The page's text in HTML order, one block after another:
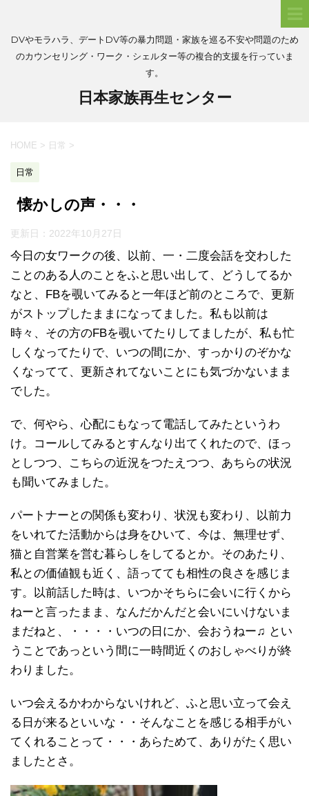
DVやモラハラ、デートDV等の暴力問題・家族を巡る不安や問題のため
のカウンセリング・ワーク・シェルター等の複合的支援を行っていま
す。
日本家族再生センター
HOME > 日常 >
日常
懐かしの声・・・
更新日： 2022年10月27日
今日の女ワークの後、以前、一・二度会話を交わした
ことのある人のことをふと思い出して、どうしてるか
なと、FBを覗いてみると一年ほど前のところで、更新
がストップしたままになってました。私も以前は
時々、その方のFBを覗いてたりしてましたが、私も忙
しくなってたりで、いつの間にか、すっかりのぞかな
くなってて、更新されてないことにも気づかないまま
でした。
で、何やら、心配にもなって電話してみたというわ
け。コールしてみるとすんなり出てくれたので、ほっ
としつつ、こちらの近況をつたえつつ、あちらの状況
も聞いてみました。
パートナーとの関係も変わり、状況も変わり、以前力
をいれてた活動からは身をひいて、今は、無理せず、
猫と自営業を営む暮らしをしてるとか。そのあたり、
私との価値観も近く、語ってても相性の良さを感じま
す。以前話した時は、いつかそちらに会いに行くから
ねーと言ったまま、なんだかんだと会いにいけないま
まだねと、・・・・いつの日にか、会おうねー♫ とい
うことであっという間に一時間近くのおしゃべりが終
わりました。
いつ会えるかわからないけれど、ふと思い立って会え
る日が来るといいな・・そんなことを感じる相手がい
てくれることって・・・あらためて、ありがたく思い
ましたとさ。